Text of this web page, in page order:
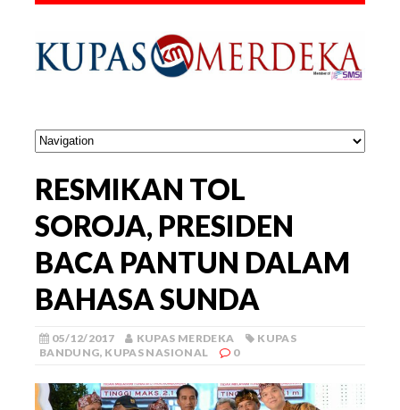
RESMIKAN TOL
SOROJA, PRESIDEN
BACA PANTUN DALAM
BAHASA SUNDA
05/12/2017 KUPAS MERDEKA
KUPAS
BANDUNG, KUPAS NASIONAL 0